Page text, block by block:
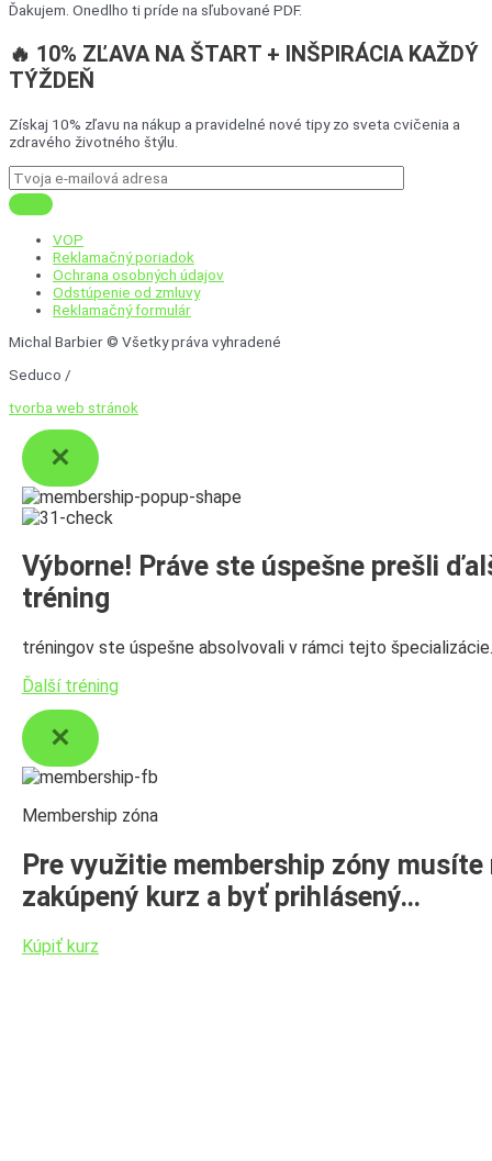
Ďakujem. Onedlho ti príde na sľubované PDF.
🔥 10% ZĽAVA NA ŠTART + INŠPIRÁCIA KAŽDÝ
TÝŽDEŇ
Získaj 10% zľavu na nákup a pravidelné nové tipy zo sveta cvičenia a
zdravého životného štýlu.
VOP
Reklamačný poriadok
Ochrana osobných údajov
Odstúpenie od zmluvy
Reklamačný formulár
Michal Barbier © Všetky práva vyhradené
Seduco /
tvorba web stránok
Výborne! Práve ste úspešne prešli
tréning
tréningov ste úspešne absolvovali v rámci tejto špecializácie.
Ďalší tréning
Membership zóna
Pre využitie membership zóny musíte
zakúpený kurz a byť prihlásený…
Kúpiť kurz